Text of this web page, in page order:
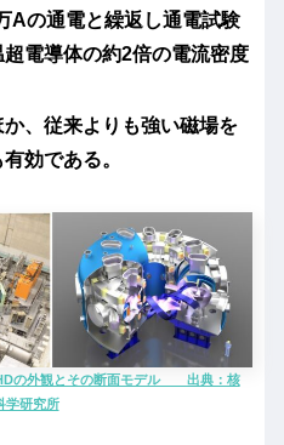
Aの通電と繰返し通電試験
電導体の約2倍の電流密度
、従来よりも強い磁場を
効である。
の外観とその断面モデル 出典：核
学研究所